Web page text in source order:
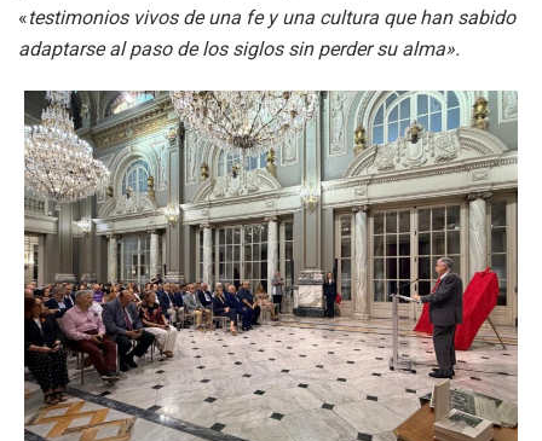
«testimonios vivos de una fe y una cultura que han sabido
adaptarse al paso de los siglos sin perder su alma».